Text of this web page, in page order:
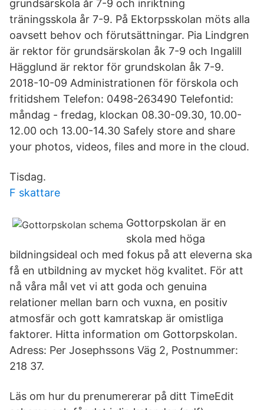
grundsärskola år 7-9 och inriktning
träningsskola år 7-9. På Ektorpsskolan möts alla
oavsett behov och förutsättningar. Pia Lindgren
är rektor för grundsärskolan åk 7-9 och Ingalill
Hägglund är rektor för grundskolan åk 7-9.
2018-10-09 Administrationen för förskola och
fritidshem Telefon: 0498-263490 Telefontid:
måndag - fredag, klockan 08.30-09.30, 10.00-
12.00 och 13.00-14.30 Safely store and share
your photos, videos, files and more in the cloud.
Tisdag.
F skattare
Gottorpskolan är en
skola med höga
bildningsideal och med fokus på att eleverna ska
få en utbildning av mycket hög kvalitet. För att
nå våra mål vet vi att goda och genuina
relationer mellan barn och vuxna, en positiv
atmosfär och gott kamratskap är omistliga
faktorer. Hitta information om Gottorpskolan.
Adress: Per Josephssons Väg 2, Postnummer:
218 37.
Läs om hur du prenumererar på ditt TimeEdit